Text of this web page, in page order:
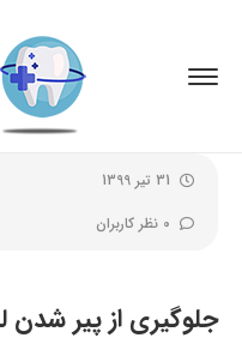
31 تیر 1399
0 نظر کاربران
جلوگیری از پیر شدن